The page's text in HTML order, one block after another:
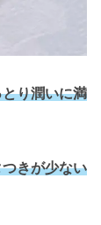
り潤いに満
きが少ない